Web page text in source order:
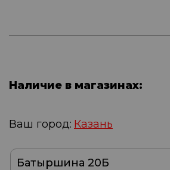
Наличие в магазинах:
Ваш город:
Батыршина 20Б